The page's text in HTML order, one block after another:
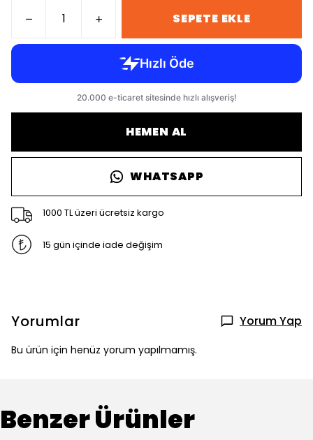
SEPETE EKLE
HEMEN AL
WHATSAPP
1000 TL üzeri ücretsiz kargo
15 gün içinde iade değişim
Yorumlar Yorum Yap
Bu ürün için henüz yorum yapılmamış.
Benzer Ürünler